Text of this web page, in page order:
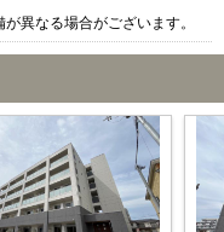
異なる場合がございます。